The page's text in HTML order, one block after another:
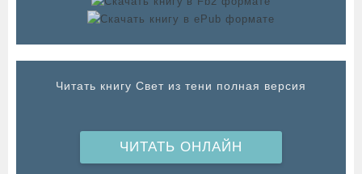
Читать книгу Свет из тени полная версия
ЧИТАТЬ ОНЛАЙН